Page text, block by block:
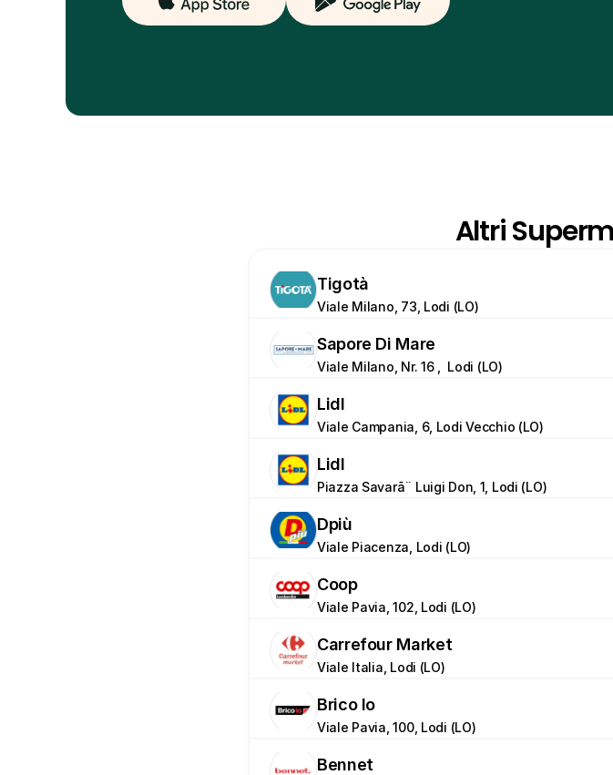
Altri
Tigotà
Viale Milano, 73, Lodi (LO)
Sapore Di Mare
Viale Milano, Nr. 16 ,  Lodi (LO)
Lidl
Viale Campania, 6, Lodi Vecchio (LO)
Lidl
Piazza Savarã¨ Luigi Don, 1, Lodi (LO)
Dpiù
Viale Piacenza, Lodi (LO)
Coop
Viale Pavia, 102, Lodi (LO)
Carrefour Market
Viale Italia, Lodi (LO)
Brico Io
Viale Pavia, 100, Lodi (LO)
Bennet